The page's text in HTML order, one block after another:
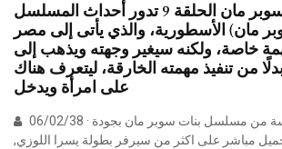
مسلسل بنات سوبر مان الحلقة 9 تدور أحداث المسلسل
مان) الأسطورية، والذي يأتى إلى مصر
خاصة، ولكنه سيغير وجهته ويذهب إلى
من تنفيذ مهمته الخارقة، ليتعرف هناك
على امرأة ويدخل
06/02/38 · الحلقة السادسة من مسلسل بنات سوبر مان بجودة hd
مباشر على اكثر من سيرفر بطولة يسرا اللوزي,